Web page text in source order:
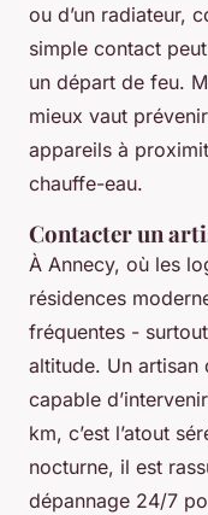
ou d’un radiateur,
simple contact
un départ de feu.
mieux vaut
appareils à
chauffe-eau.
Contacter un
À Annecy, où les
résidences
fréquentes -
altitude. Un
capable
km, c’est l’atout
nocturne, il est
dépannage 24/7